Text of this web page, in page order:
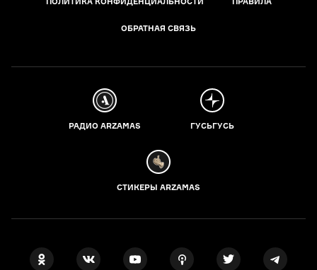
ОБРАТНАЯ СВЯЗЬ
РАДИО ARZAMAS ГУСЬГУСЬ
СТИКЕРЫ ARZAMAS